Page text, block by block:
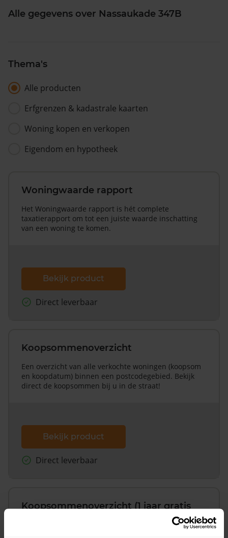
Alle gegevens over Nassaukade 347B
Thema's
Alle producten
Erfgrenzen & kadastrale kaarten
Woning kopen en verkopen
Eigendom en hypotheek
Woningwaarde rapport
Het Woningwaarde rapport is hét complete
taxatierapport om tot een juiste waarde inschatting
van een woning te komen.
Bekijk product
Direct leverbaar
Koopsommenoverzicht
Een overzicht van alle verkochte woningen (koopsom
en koopdatum) binnen een postcodegebied. Bekijk
direct de koopsommen bij u in de straat!
Bekijk product
Direct leverbaar
Koopsommenoverzicht (1 jaar gratis